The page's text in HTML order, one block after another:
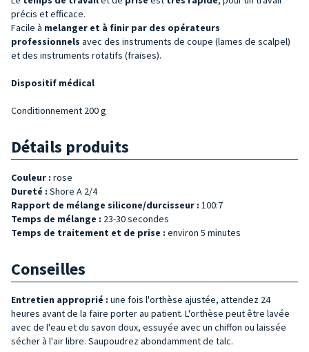
précis et efficace.
Facile à melanger et à finir par des opérateurs
professionnels avec des instruments de coupe (lames de scalpel)
et des instruments rotatifs (fraises).
Dispositif médical
Conditionnement 200 g
Détails produits
Couleur : rose
Dureté : Shore A 2/4
Rapport de mélange silicone/durcisseur : 100:7
Temps de mélange : 23-30 secondes
Temps de traitement et de prise : environ 5 minutes
Conseilles
Entretien approprié : une fois l'orthèse ajustée, attendez 24
heures avant de la faire porter au patient. L'orthèse peut être lavée
avec de l'eau et du savon doux, essuyée avec un chiffon ou laissée
sécher à l'air libre. Saupoudrez abondamment de talc.